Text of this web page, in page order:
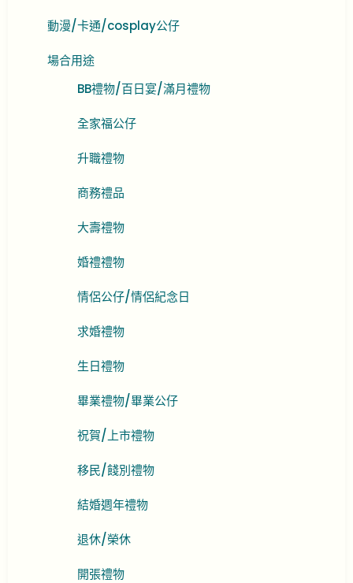
動漫/卡通/cosplay公仔
場合用途
BB禮物/百日宴/滿月禮物
全家福公仔
升職禮物
商務禮品
大壽禮物
婚禮禮物
情侶公仔/情侶紀念日
求婚禮物
生日禮物
畢業禮物/畢業公仔
祝賀/上市禮物
移民/餞別禮物
結婚週年禮物
退休/榮休
開張禮物